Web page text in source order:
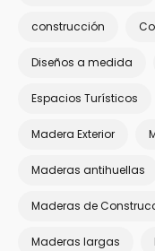
construcción
Diseños a medida
Espacios Turísticos
Madera Exterior
Maderas antihuellas
Maderas de
Maderas largas